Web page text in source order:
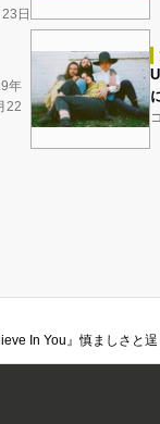
日
年
22
In You』慎ましさと